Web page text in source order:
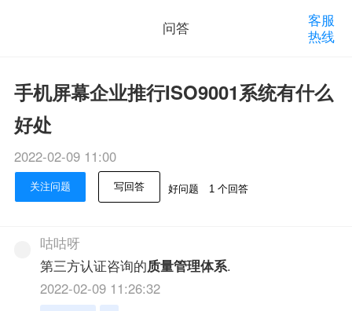
问答
客服
热线
手机屏幕企业推行ISO9001系统有什么
好处
2022-02-09 11:00
关注问题 写回答 好问题 1 个回答
咕咕呀
第三方认证咨询的质量管理体系.
2022-02-09 11:26:32